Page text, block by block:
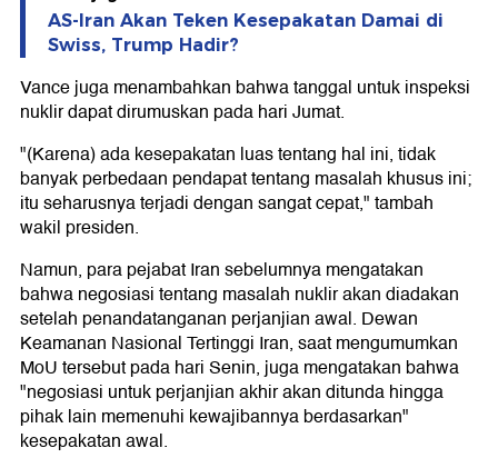
AS-Iran Akan Teken Kesepakatan Damai di
Swiss, Trump Hadir?
Vance juga menambahkan bahwa tanggal untuk inspeksi
nuklir dapat dirumuskan pada hari Jumat.
"(Karena) ada kesepakatan luas tentang hal ini, tidak
banyak perbedaan pendapat tentang masalah khusus ini;
itu seharusnya terjadi dengan sangat cepat," tambah
wakil presiden.
Namun, para pejabat Iran sebelumnya mengatakan
bahwa negosiasi tentang masalah nuklir akan diadakan
setelah penandatanganan perjanjian awal. Dewan
Keamanan Nasional Tertinggi Iran, saat mengumumkan
MoU tersebut pada hari Senin, juga mengatakan bahwa
"negosiasi untuk perjanjian akhir akan ditunda hingga
pihak lain memenuhi kewajibannya berdasarkan"
kesepakatan awal.